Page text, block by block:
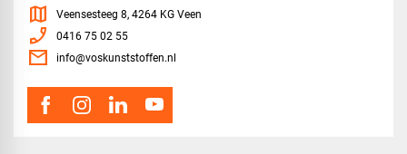
map Veensesteeg 8, 4264 KG Veen
phone_enabled 0416 75 02 55
mail info@voskunststoffen.nl